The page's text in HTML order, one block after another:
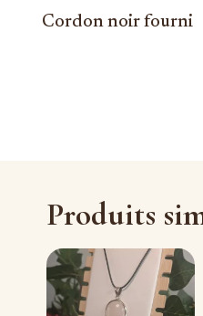
Cordon noir fourni
Produits